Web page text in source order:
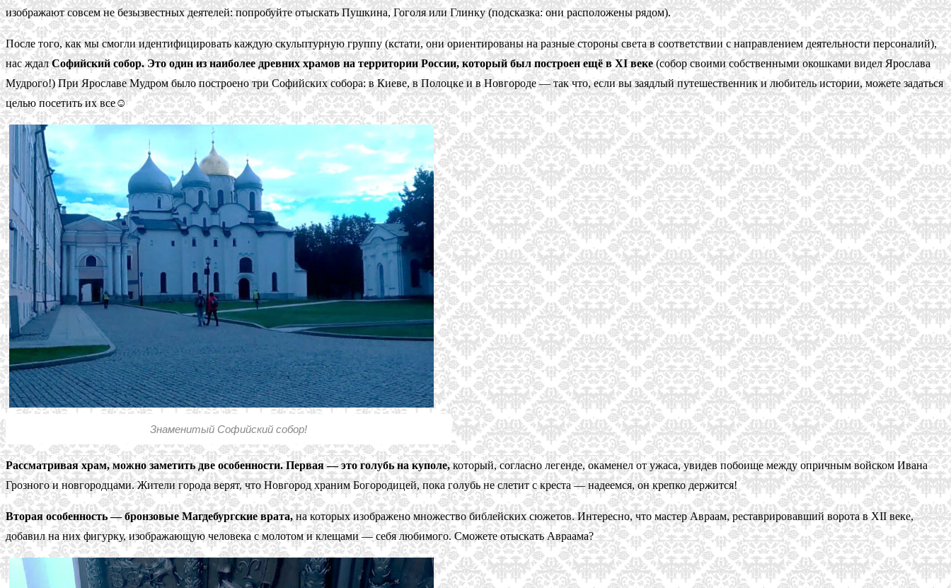
изображают совсем не безызвестных деятелей: попробуйте отыскать Пушкина, Гоголя или Глинку (подсказка: они расположены рядом).
После того, как мы смогли идентифицировать каждую скульптурную группу (кстати, они ориентированы на разные стороны света в соответствии с направлением деятельности персоналий),
нас ждалСофийский собор. Это один из наиболее древних храмов на территории России, который был построен ещё в XI веке(собор своими собственными окошками видел Ярослава
Мудрого!) При Ярославе Мудром было построено три Софийских собора: в Киеве, в Полоцке и в Новгороде — так что, если вы заядлый путешественник и любитель истории, можете задаться
целью посетить их все☺
Знаменитый Софийский собор!
Рассматривая храм, можно заметить две особенности. Первая — это голубь на куполе,который, согласно легенде, окаменел от ужаса, увидев побоище между опричным войском Ивана
Грозного и новгородцами. Жители города верят, что Новгород храним Богородицей, пока голубь не слетит с креста — надеемся, он крепко держится!
Вторая особенность — бронзовые Магдебургские врата,на которых изображено множество библейских сюжетов. Интересно, что мастер Авраам, реставрировавший ворота в XII веке,
добавил на них фигурку, изображающую человека с молотом и клещами — себя любимого. Сможете отыскать Авраама?